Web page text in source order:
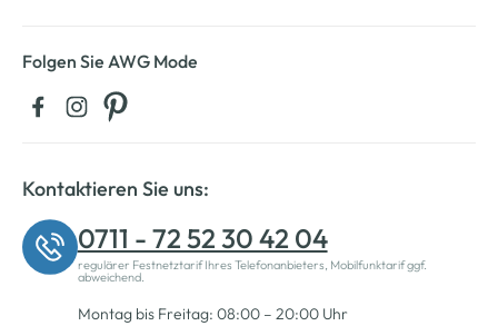
Folgen Sie AWG Mode
Kontaktieren Sie uns:
0711 - 72 52 30 42 04
regulärer Festnetztarif Ihres Telefonanbieters, Mobilfunktarif ggf.
abweichend.
Montag bis Freitag: 08:00 – 20:00 Uhr